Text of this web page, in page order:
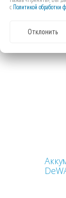
с Политикой обработки
Отклонить